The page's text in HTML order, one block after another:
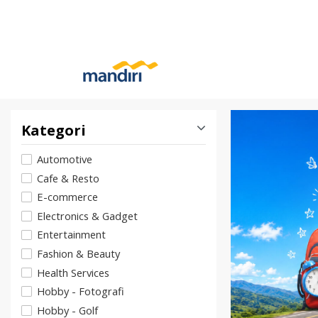
Kategori
Automotive
Cafe & Resto
E-commerce
Electronics & Gadget
Entertainment
Fashion & Beauty
Health Services
Hobby - Fotografi
Hobby - Golf